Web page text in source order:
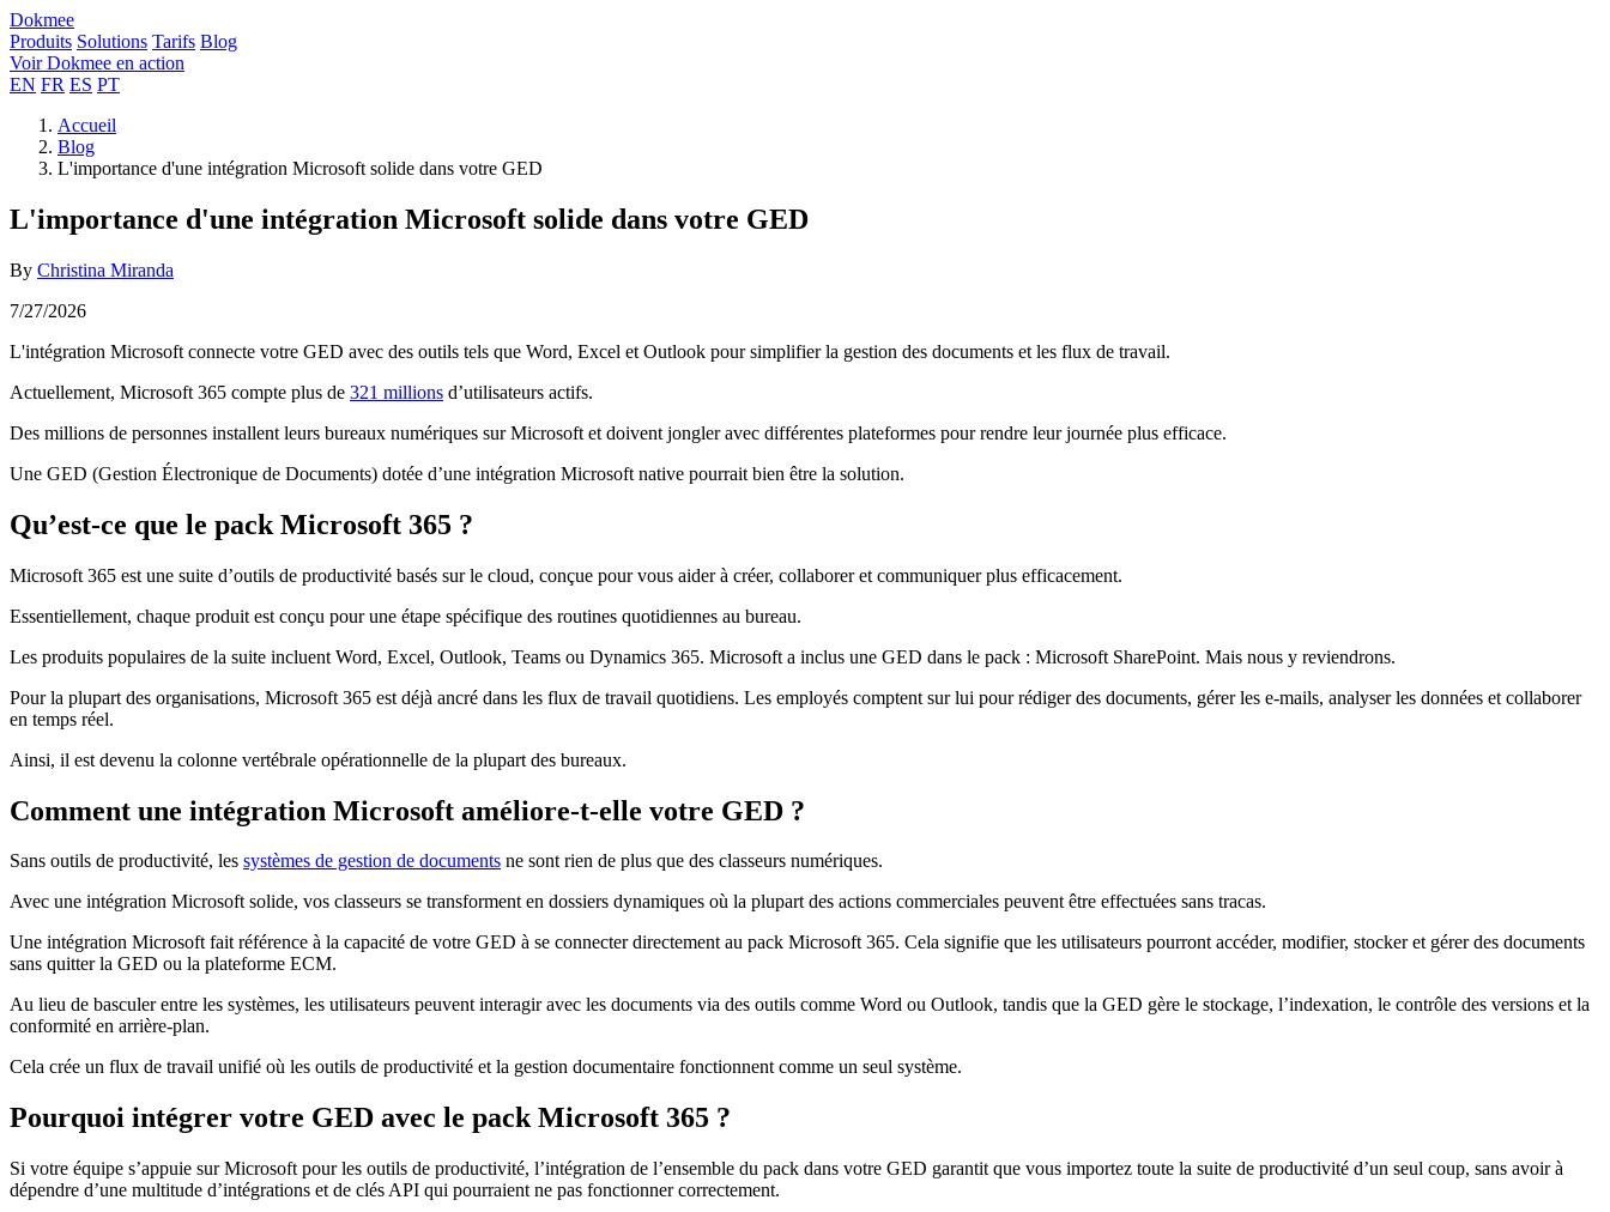
Dokmee
Produits Solutions Tarifs Blog
Voir Dokmee en action
EN FR ES PT
Accueil
Blog
L'importance d'une intégration Microsoft solide dans votre GED
L'importance d'une intégration Microsoft solide dans votre GED
By Christina Miranda
7/27/2026
L'intégration Microsoft connecte votre GED avec des outils tels que Word, Excel et Outlook pour simplifier la gestion des documents et les flux de travail.
Actuellement, Microsoft 365 compte plus de 321 millions d’utilisateurs actifs.
Des millions de personnes installent leurs bureaux numériques sur Microsoft et doivent jongler avec différentes plateformes pour rendre leur journée plus efficace.
Une GED (Gestion Électronique de Documents) dotée d’une intégration Microsoft native pourrait bien être la solution.
Qu’est-ce que le pack Microsoft 365 ?
Microsoft 365 est une suite d’outils de productivité basés sur le cloud, conçue pour vous aider à créer, collaborer et communiquer plus efficacement.
Essentiellement, chaque produit est conçu pour une étape spécifique des routines quotidiennes au bureau.
Les produits populaires de la suite incluent Word, Excel, Outlook, Teams ou Dynamics 365. Microsoft a inclus une GED dans le pack : Microsoft SharePoint. Mais nous y reviendrons.
Pour la plupart des organisations, Microsoft 365 est déjà ancré dans les flux de travail quotidiens. Les employés comptent sur lui pour rédiger des documents, gérer les e-mails, analyser les données et collaborer
en temps réel.
Ainsi, il est devenu la colonne vertébrale opérationnelle de la plupart des bureaux.
Comment une intégration Microsoft améliore-t-elle votre GED ?
Sans outils de productivité, les systèmes de gestion de documents ne sont rien de plus que des classeurs numériques.
Avec une intégration Microsoft solide, vos classeurs se transforment en dossiers dynamiques où la plupart des actions commerciales peuvent être effectuées sans tracas.
Une intégration Microsoft fait référence à la capacité de votre GED à se connecter directement au pack Microsoft 365. Cela signifie que les utilisateurs pourront accéder, modifier, stocker et gérer des documents
sans quitter la GED ou la plateforme ECM.
Au lieu de basculer entre les systèmes, les utilisateurs peuvent interagir avec les documents via des outils comme Word ou Outlook, tandis que la GED gère le stockage, l’indexation, le contrôle des versions et la
conformité en arrière-plan.
Cela crée un flux de travail unifié où les outils de productivité et la gestion documentaire fonctionnent comme un seul système.
Pourquoi intégrer votre GED avec le pack Microsoft 365 ?
Si votre équipe s’appuie sur Microsoft pour les outils de productivité, l’intégration de l’ensemble du pack dans votre GED garantit que vous importez toute la suite de productivité d’un seul coup, sans avoir à
dépendre d’une multitude d’intégrations et de clés API qui pourraient ne pas fonctionner correctement.